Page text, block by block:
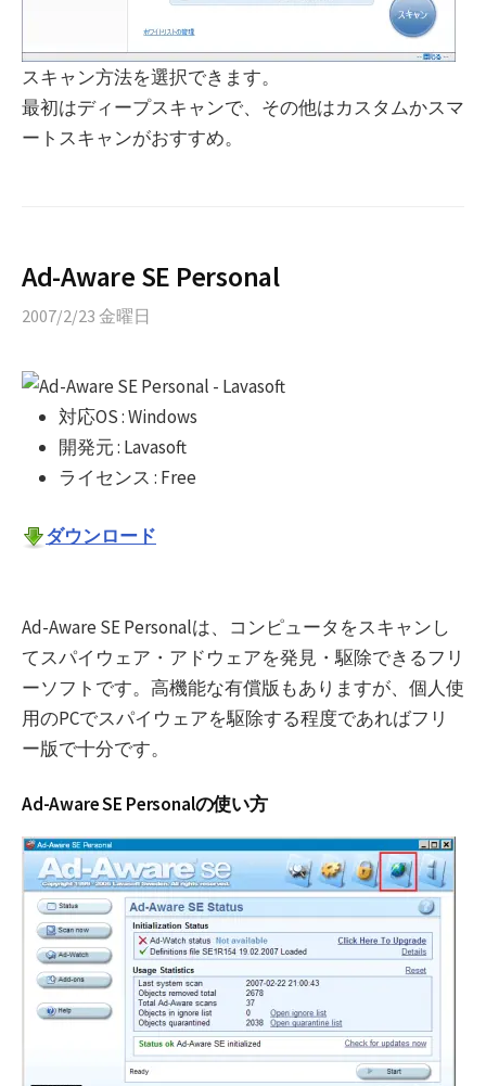
スキャン方法を選択できます。
最初はディープスキャンで、その他はカスタムかスマ
ートスキャンがおすすめ。
Ad-Aware SE Personal
2007/2/23 金曜日
対応OS : Windows
開発元 : Lavasoft
ライセンス : Free
ダウンロード
Ad-Aware SE Personalは、コンピュータをスキャンし
てスパイウェア・アドウェアを発見・駆除できるフリ
ーソフトです。高機能な有償版もありますが、個人使
用のPCでスパイウェアを駆除する程度であればフリ
ー版で十分です。
Ad-Aware SE Personalの使い方